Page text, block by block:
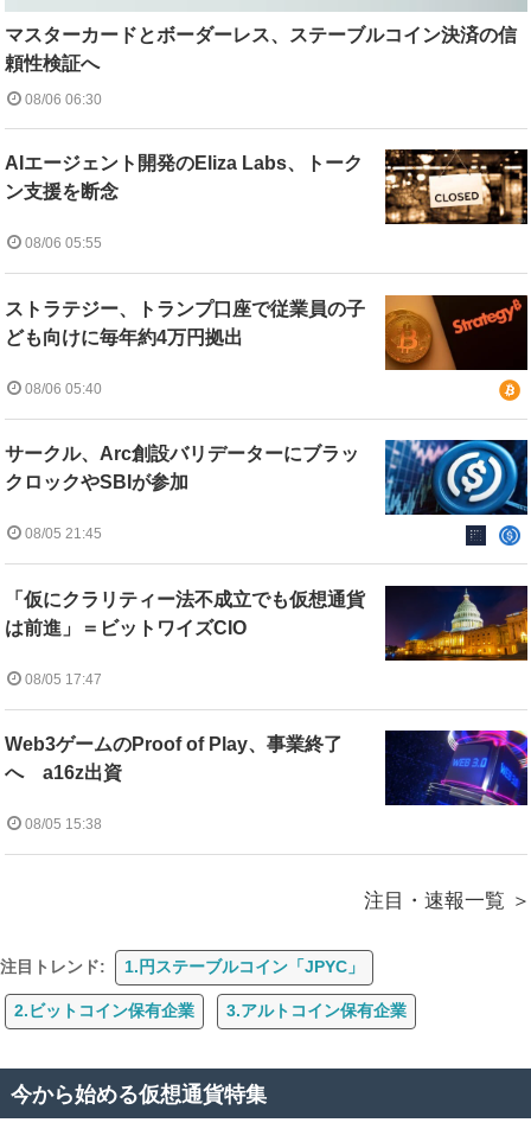
マスターカードとボーダーレス、ステーブルコイン決済の信
頼性検証へ
08/06 06:30
AIエージェント開発のEliza Labs、トーク
ン支援を断念
08/06 05:55
ストラテジー、トランプ口座で従業員の子
ども向けに毎年約4万円拠出
08/06 05:40
サークル、Arc創設バリデーターにブラッ
クロックやSBIが参加
08/05 21:45
「仮にクラリティー法不成立でも仮想通貨
は前進」＝ビットワイズCIO
08/05 17:47
Web3ゲームのProof of Play、事業終了
へ a16z出資
08/05 15:38
注目・速報一覧
注目トレンド: 1.円ステーブルコイン「JPYC」
2.ビットコイン保有企業 3.アルトコイン保有企業
今から始める仮想通貨特集